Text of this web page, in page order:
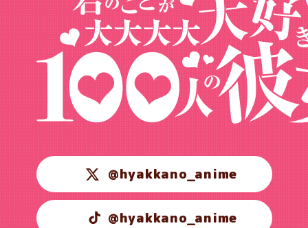
@hyakkano_anime
@hyakkano_anime